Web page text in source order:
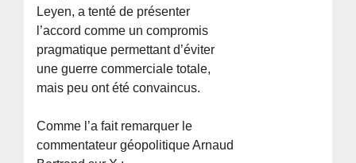
Leyen, a tenté de présenter
l’accord comme un compromis
pragmatique permettant d’éviter
une guerre commerciale totale,
mais peu ont été convaincus.
Comme l’a fait remarquer le
commentateur géopolitique Arnaud